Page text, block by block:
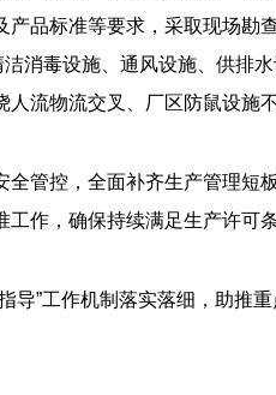
品标准等要求，采取现场勘
消毒设施、通风设施、供排水
流物流交叉、厂区防鼠设施
管控，全面补齐生产管理短
作，确保持续满足生产许可
导”工作机制落实落细，助推